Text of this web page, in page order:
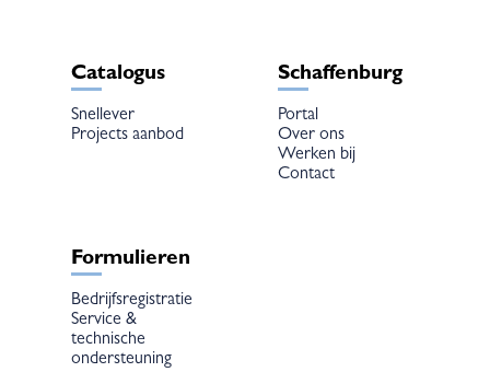
Catalogus
Snellever
Projects aanbod
Schaffenburg
Portal
Over ons
Werken bij
Contact
Formulieren
Bedrijfsregistratie
Service &
technische
ondersteuning